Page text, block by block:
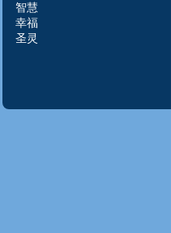
智慧
幸福
圣灵